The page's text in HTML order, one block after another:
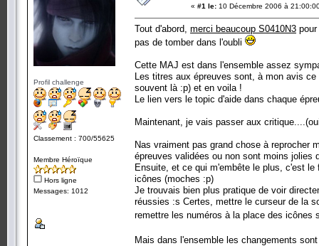
Profil challenge
Classement : 700/55625
Membre Héroïque
Hors ligne
Messages: 1012
« #1 le: 10 Décembre 2006 à
Tout d'abord, merci beaucoup S0410N3
pas de tomber dans l'oubli
Cette MAJ est dans l'ensemble assez
Les titres aux épreuves sont, à mon avis
souvent là :p) et en voila !
Le lien vers le topic d'aide dans chaque
Maintenant, je vais passer aux
Nas vraiment pas grand chose à reprocher
épreuves validées ou non sont moins jolies
Ensuite, et ce qui m'embête le plus, c'est
icônes (moches :p)
Je trouvais bien plus pratique de voir
réussies :s Certes, mettre le curseur de la
remettre les numéros à la place des
Mais dans l'ensemble les changements